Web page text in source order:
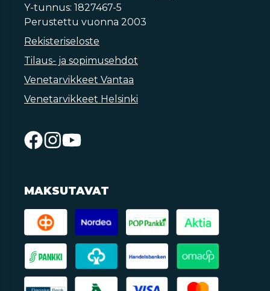
Y-tunnus: 1827467-5
Perustettu vuonna 2003
Rekisteriseloste
Tilaus- ja sopimusehdot
Venetarvikkeet Vantaa
Venetarvikkeet Helsinki
MAKSUTAVAT